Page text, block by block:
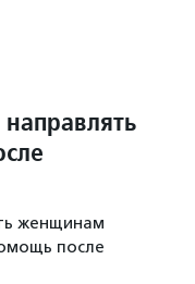
женщинам
после